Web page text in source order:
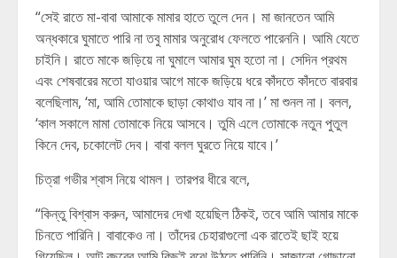
“সেই রাতে মা-বাবা আমাকে মামার হাতে তুলে দেন। মা জানতেন আমি
অন্ধকারে ঘুমাতে পারি না তবু মামার অনুরোধ ফেলতে পারেননি। আমি যেতে
চাইনি। রাতে মাকে জড়িয়ে না ঘুমালে আমার ঘুম হতো না। সেদিন প্রথম
এবং শেষবারের মতো যাওয়ার আগে মাকে জড়িয়ে ধরে কাঁদতে কাঁদতে বারবার
বলেছিলাম, ‘মা, আমি তোমাকে ছাড়া কোথাও যাব না।’ মা শুনল না। বলল,
‘কাল সকালে মামা তোমাকে নিয়ে আসবে। তুমি এলে তোমাকে নতুন পুতুল
কিনে দেব, চকোলেট দেব। বাবা বলল ঘুরতে নিয়ে যাবে।’
চিত্রা গভীর শ্বাস নিয়ে থামল। তারপর ধীরে বলে,
“কিন্তু বিশ্বাস করুন, আমাদের দেখা হয়েছিল ঠিকই, তবে আমি আমার মাকে
চিনতে পারিনি। বাবাকেও না। তাঁদের চেহারাগুলো এক রাতেই ছাই হয়ে